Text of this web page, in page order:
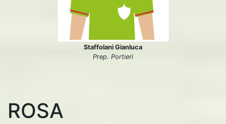
Staffolani Gianluca
Prep. Portieri
ROSA